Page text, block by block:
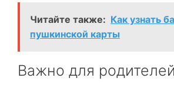
Читайте также: Как узнать
пушкинской карты
Важно для родителей